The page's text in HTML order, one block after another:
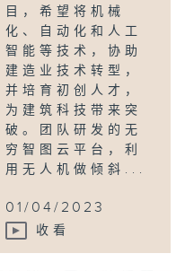
目，希望将机械
化、自动化和人工
智能等技术，协助
建造业技术转型，
并培育初创人才，
为建筑科技带来突
破。团队研发的无
穷智图云平台，利
用无人机做倾斜...
01/04/2023
收看